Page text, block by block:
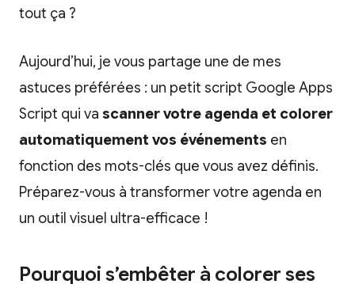
tout ça ?
Aujourd’hui, je vous partage une de mes
astuces préférées : un petit script Google Apps
Script qui va scanner votre agenda et colorer
automatiquement vos événements en
fonction des mots-clés que vous avez définis.
Préparez-vous à transformer votre agenda en
un outil visuel ultra-efficace !
Pourquoi s’embêter à colorer ses